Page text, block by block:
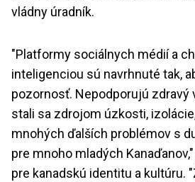
vládny úradník.
"Platformy sociálnych médií a
inteligenciou sú navrhnuté tak,
pozornosť. Nepodporujú zdravý
stali sa zdrojom úzkosti,
mnohých ďalších problémov s
pre mnoho mladých
pre kanadskú identitu a kultúru.